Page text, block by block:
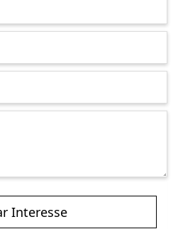
Interesse